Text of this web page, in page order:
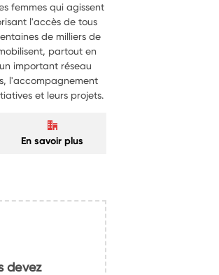
femmes qui agissent
l'accès de tous
de milliers de
partout en
important réseau
l'accompagnement
et leurs projets.
En savoir plus
devez